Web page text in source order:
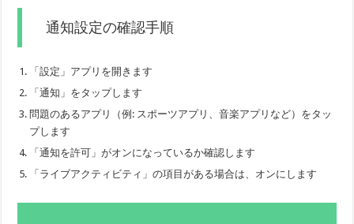
通知設定の確認手順
「設定」アプリを開きます
「通知」をタップします
問題のあるアプリ（例: スポーツアプリ、音楽アプリなど）をタッ
プします
「通知を許可」がオンになっているか確認します
「ライブアクティビティ」の項目がある場合は、オンにします